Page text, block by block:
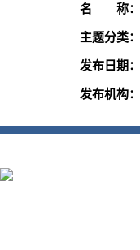
名 称：
主题分类：
发布日期：
发布机构：